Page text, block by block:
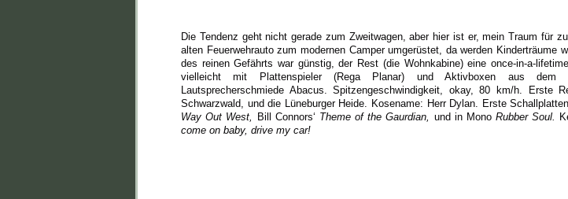
Die Tendenz geht nicht gerade zum Zweitwagen, aber hier ist er, mein Traum für
alten Feuerwehrauto zum modernen Camper umgerüstet, da werden Kinderträume
des reinen Gefährts war günstig, der Rest (die Wohnkabine) eine once-in-a-
vielleicht mit Plattenspieler (Rega Planar) und Aktivboxen aus dem
Lautsprecherschmiede Abacus. Spitzengeschwindigkeit, okay, 80 km/h. Erste
Schwarzwald, und die Lüneburger Heide. Kosename: Herr Dylan. Erste
Way Out West,
Bill Connors‘ Theme of the Gaurdian, und in MonoRubber Soul.
come on baby, drive my car!